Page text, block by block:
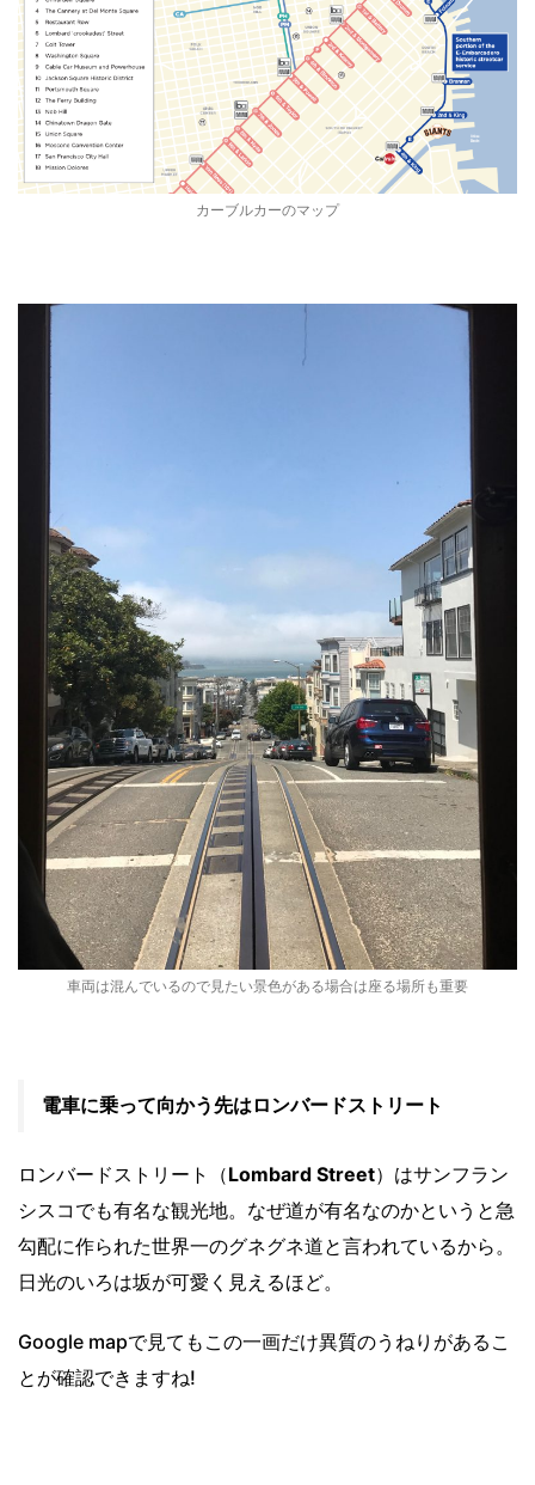
カーブルカーのマップ
車両は混んでいるので見たい景色がある場合は座る場所も重要
電車に乗って向かう先はロンバードストリート
ロンバードストリート（Lombard Street）はサンフラン
シスコでも有名な観光地。なぜ道が有名なのかというと急
勾配に作られた世界一のグネグネ道と言われているから。
日光のいろは坂が可愛く見えるほど。
Google mapで見てもこの一画だけ異質のうねりがあるこ
とが確認できますね!